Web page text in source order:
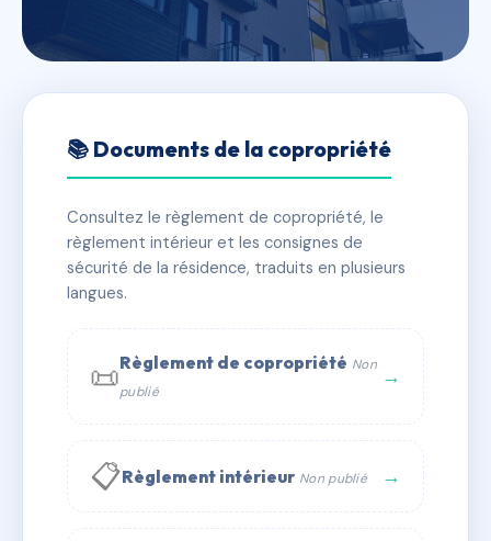
SDC VILLA MONT MESLY
✓ Immatriculée 🏠 87 lots 🏗 2 bâtiment(s)
📞 Contacter Syndic Digital
📚 Documents de la copropriété
Consultez le règlement de copropriété, le
règlement intérieur et les consignes de
sécurité de la résidence, traduits en plusieurs
langues.
📜Règlement de copropriété Non
publié
→
📋Règlement intérieur Non publié →